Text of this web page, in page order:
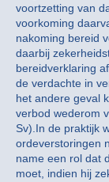
voortzetting van
voorkoming
nakoming bereid
daarbij
bereidverklaring
de verdachte in
het andere geval
verbod wederom
Sv).In de praktijk
ordeverstoringen
name een rol dat
moet, indien hij